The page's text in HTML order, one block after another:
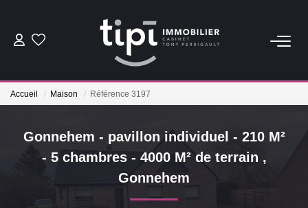
ACHETER
Nos Biens Locations
Nos Biens Loués
Accueil Maison Référence 3197
Gonnehem - pavillon individuel - 210 M²
- 5 chambres - 4000 M² de terrain ,
Gonnehem